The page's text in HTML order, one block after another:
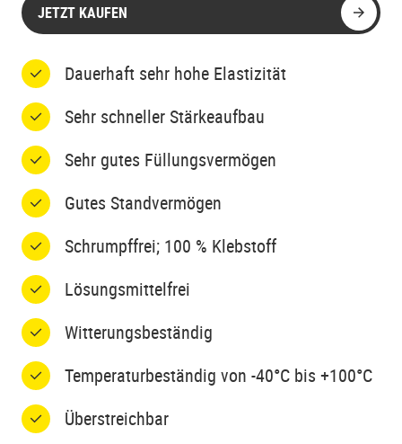
JETZT KAUFEN
Dauerhaft sehr hohe Elastizität
Sehr schneller Stärkeaufbau
Sehr gutes Füllungsvermögen
Gutes Standvermögen
Schrumpffrei; 100 % Klebstoff
Lösungsmittelfrei
Witterungsbeständig
Temperaturbeständig von -40°C bis +100°C
Überstreichbar